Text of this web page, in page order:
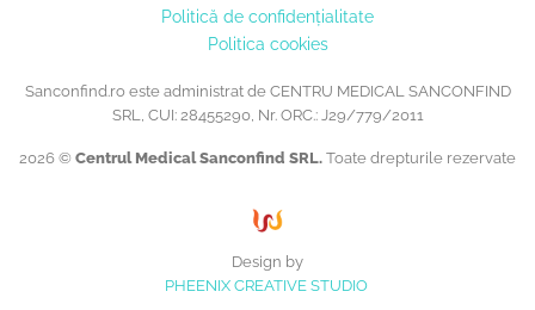
Politică de confidențialitate
Politica cookies
Sanconfind.ro este administrat de CENTRU MEDICAL SANCONFIND
SRL, CUI: 28455290, Nr. ORC.: J29/779/2011
2026 © Centrul Medical Sanconfind SRL. Toate drepturile rezervate
Design by
PHEENIX CREATIVE STUDIO